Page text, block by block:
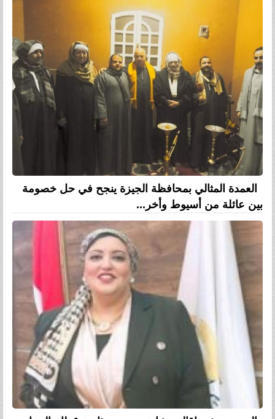
العمدة المثالي بمحافظة الجيزة ينجح في حل خصومة
بين عائلة من أسيوط وأخر...